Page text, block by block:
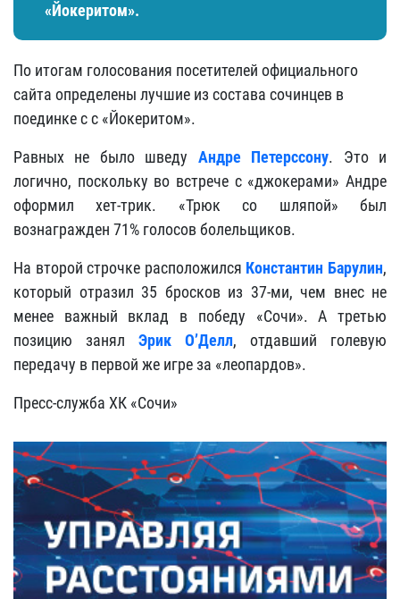
«Йокеритом».
По итогам голосования посетителей официального
сайта определены лучшие из состава сочинцев в
поединке с с «Йокеритом».
Равных не было шведу Андре Петерссону. Это и
логично, поскольку во встрече с «джокерами» Андре
оформил хет-трик. «Трюк со шляпой» был
вознагражден 71% голосов болельщиков.
На второй строчке расположился Константин Барулин,
который отразил 35 бросков из 37-ми, чем внес не
менее важный вклад в победу «Сочи». А третью
позицию занял Эрик О’Делл, отдавший голевую
передачу в первой же игре за «леопардов».
Пресс-служба ХК «Сочи»